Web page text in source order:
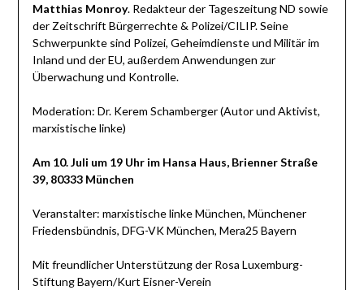
Matthias Monroy. Redakteur der Tageszeitung ND sowie
der Zeitschrift Bürgerrechte & Polizei/CILIP. Seine
Schwerpunkte sind Polizei, Geheimdienste und Militär im
Inland und der EU, außerdem Anwendungen zur
Überwachung und Kontrolle.
Moderation: Dr. Kerem Schamberger (Autor und Aktivist,
marxistische linke)
Am 10. Juli um 19 Uhr im Hansa Haus, Brienner Straße
39, 80333 München
Veranstalter: marxistische linke München, Münchener
Friedensbündnis, DFG-VK München, Mera25 Bayern
Mit freundlicher Unterstützung der Rosa Luxemburg-
Stiftung Bayern/Kurt Eisner-Verein